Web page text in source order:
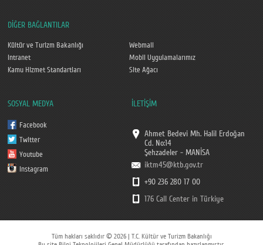
DİĞER BAĞLANTILAR
Kültür ve Turizm Bakanlığı
Webmail
Intranet
Mobil Uygulamalarımız
Kamu Hizmet Standartları
Site Ağacı
SOSYAL MEDYA
Facebook
Twitter
Youtube
Instagram
İLETİŞİM
Ahmet Bedevi Mh. Halil Erdoğan
Cd. No:14
Şehzadeler - MANİSA
iktm45@ktb.gov.tr
+90 236 280 17 00
176 Call Center in Türkiye
Tüm hakları saklıdır © 2026 | T.C. Kültür ve Turizm Bakanlığı